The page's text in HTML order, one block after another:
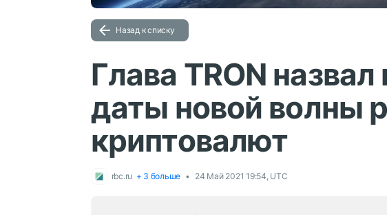
Назад к списку
Глава TRON
даты новой волны
криптовалют
rbc.ru + 3 больше 24 Май 2021 19:54, UTC